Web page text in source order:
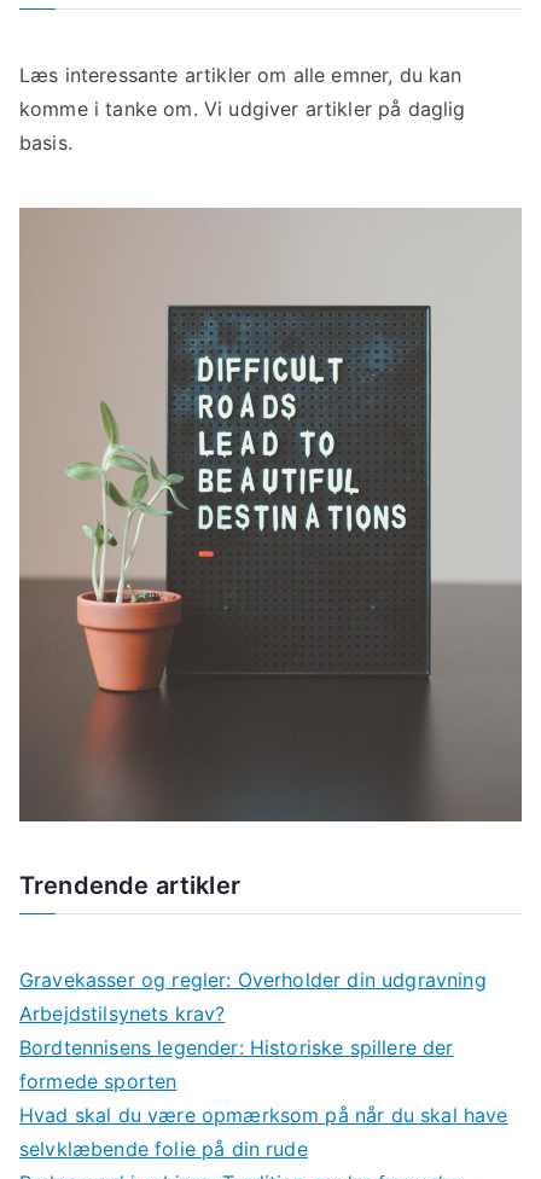
Læs interessante artikler om alle emner, du kan
komme i tanke om. Vi udgiver artikler på daglig
basis.
Trendende artikler
Gravekasser og regler: Overholder din udgravning
Arbejdstilsynets krav?
Bordtennisens legender: Historiske spillere der
formede sporten
Hvad skal du være opmærksom på når du skal have
selvklæbende folie på din rude